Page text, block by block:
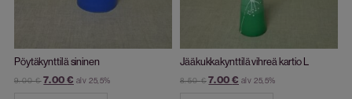
Pöytäkynttilä sininen
9.00€ 7.00€ alv 25,5%
Jääkukkakynttilä vihreä kartio L
8.50€ 7.00€ alv 25,5%